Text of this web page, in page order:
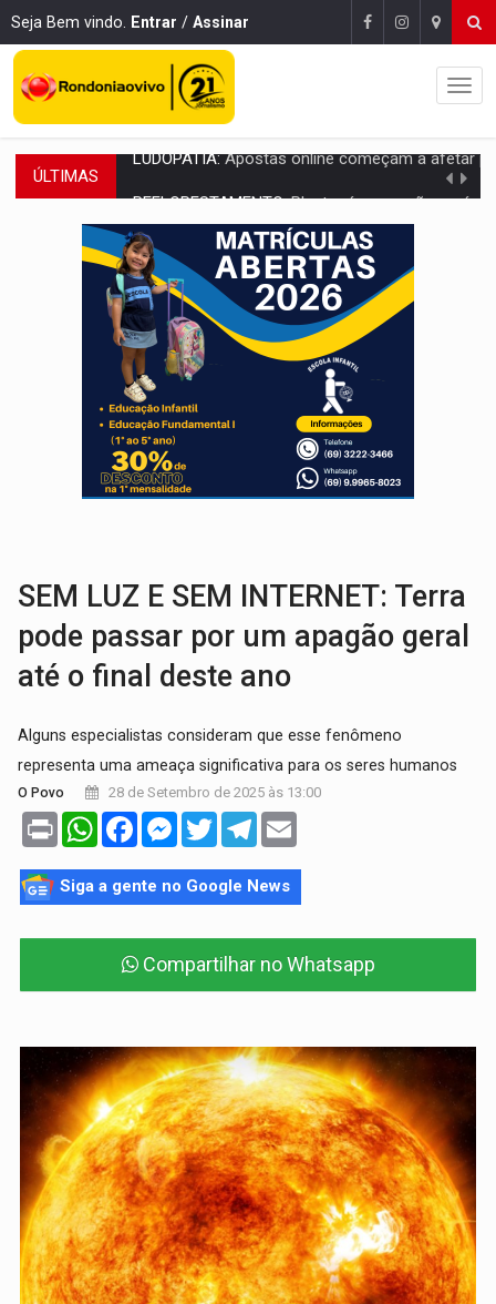
Seja Bem vindo. Entrar / Assinar
ÚLTIMAS Plantar árvores não será mais suficiente para
OVNIS NA LUA:Cientistas alertam para possível base secreta no satélite
ACABOU COM PEUGEOT:Incêndio destrói carro que era rebocado para oficina
VÍDEO: Ladrão é filmado furtando moto na frente do bar
BOLSAS DE PESQUISA: Iniciativa Amazônia+10 lança chamada para fortalecer
MATERIAL: Brasil tem grandes reservas de urânio, mas produz pouco e
VÍDEO: Serpente capturada na fábrica da Coca-Cola é
HOMENAGEM: Cientistas cassados pelo AI-5 se tornam pesquisadores
SEM LUZ E SEM INTERNET: Terra
pode passar por um apagão geral
até o final deste ano
Alguns especialistas consideram que esse fenômeno
representa uma ameaça significativa para os seres humanos
O Povo 28 de Setembro de 2025 às 13:00
Print WhatsAppFacebookMessenger
TwitterTelegram
Siga a gente no Google News
Compartilhar no Whatsapp